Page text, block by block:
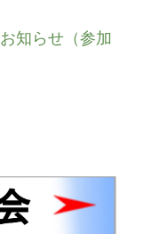
知らせ（参加